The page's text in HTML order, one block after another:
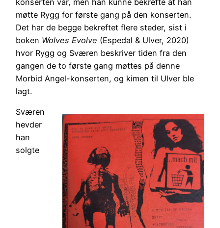
konserten var, men han kunne bekrefte at han
møtte Rygg for første gang på den konserten.
Det har de begge bekreftet flere steder, sist i
boken Wolves Evolve (Espedal & Ulver, 2020)
hvor Rygg og Sværen beskriver tiden fra den
gangen de to første gang møttes på denne
Morbid Angel-konserten, og kimen til Ulver ble
lagt.
Sværen
hevder
han
solgte